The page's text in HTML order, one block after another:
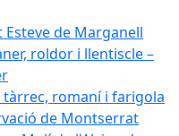
Esteve de Marganell
roldor i llentiscle –
tàrrec, romaní i farigola
de Montserrat